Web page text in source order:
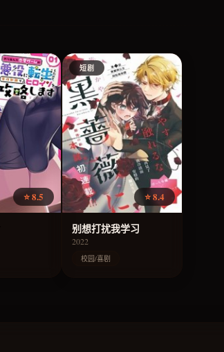
⭐ 8.5
短剧
⭐ 8.4
别想打扰我学习
2022
校园/喜剧